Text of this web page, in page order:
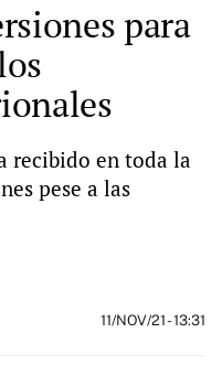
para
recibido en toda la
pese a las
11/NOV/21- 13:31